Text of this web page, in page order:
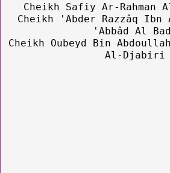
Cheikh Safiy Ar-Rahman
Cheikh 'Abder Razzâq Ibn
'Abbâd Al
Cheikh Oubeyd Bin
Al-Djabiri